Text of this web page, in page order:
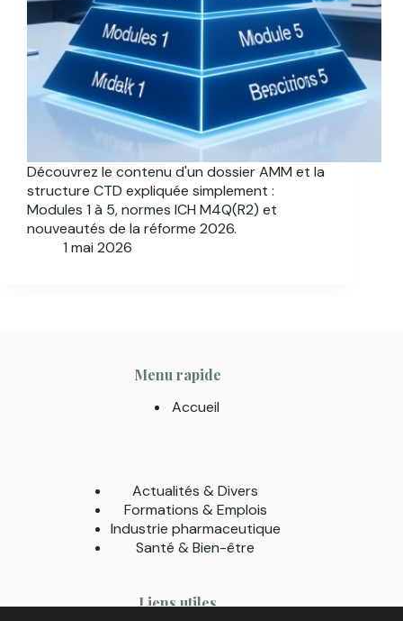
Découvrez le contenu d'un dossier AMM et la
structure CTD expliquée simplement :
Modules 1 à 5, normes ICH M4Q(R2) et
nouveautés de la réforme 2026.
1 mai 2026
Menu rapide
Accueil
Actualités & Divers
Formations & Emplois
Industrie pharmaceutique
Santé & Bien-être
Liens utiles